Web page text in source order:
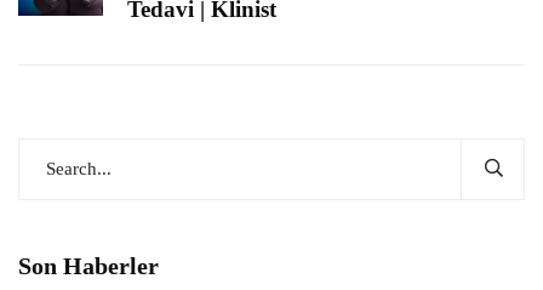
Tedavi | Klinist
Son Haberler